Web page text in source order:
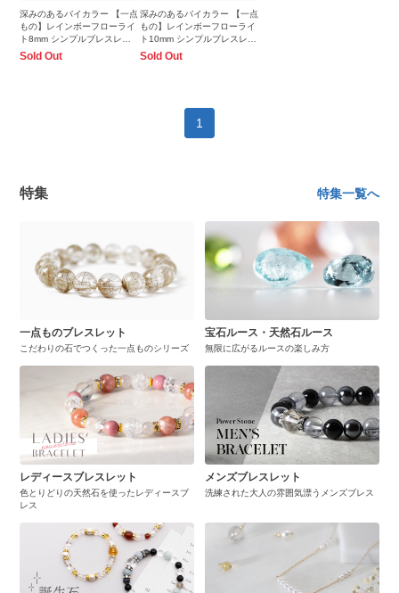
深みのあるバイカラー 【一点
もの】レインボーフローライ
ト8mm シンプルブレスレッ
ト
Sold Out
深みのあるバイカラー 【一点
もの】レインボーフローライ
ト10mm シンプルブレスレッ
ト
Sold Out
1
特集 特集一覧へ
一点ものブレスレット
こだわりの石でつくった一点ものシリーズ
宝石ルース・天然石ルース
無限に広がるルースの楽しみ方
レディースブレスレット
色とりどりの天然石を使ったレディースブ
レス
メンズブレスレット
洗練された大人の雰囲気漂うメンズブレス